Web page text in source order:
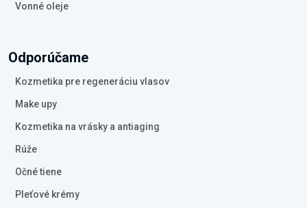
Vonné oleje
Odporúčame
Kozmetika pre regeneráciu vlasov
Make upy
Kozmetika na vrásky a antiaging
Rúže
Očné tiene
Pleťové krémy